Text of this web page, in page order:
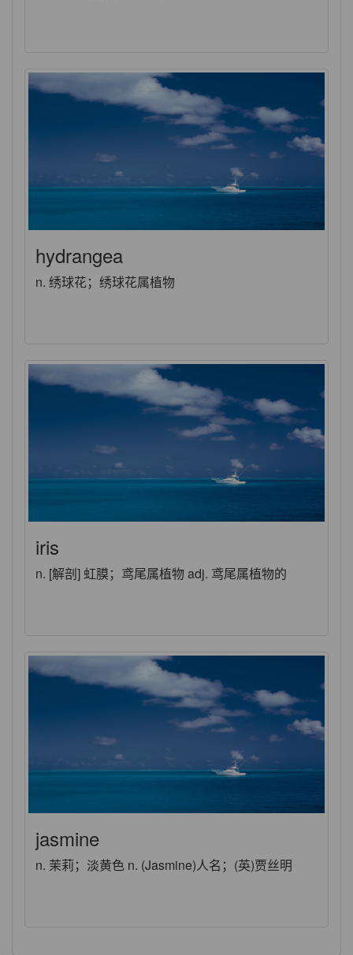
hydrangea
n. 绣球花；绣球花属植物
iris
n. [解剖] 虹膜；鸢尾属植物 adj. 鸢尾属植物的
jasmine
n. 茉莉；淡黄色 n. (Jasmine)人名；(英)贾丝明